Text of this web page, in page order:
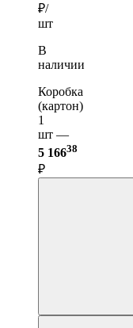
₽/
шт
В
наличии
Коробка
(картон)
1
шт —
5 16638
₽